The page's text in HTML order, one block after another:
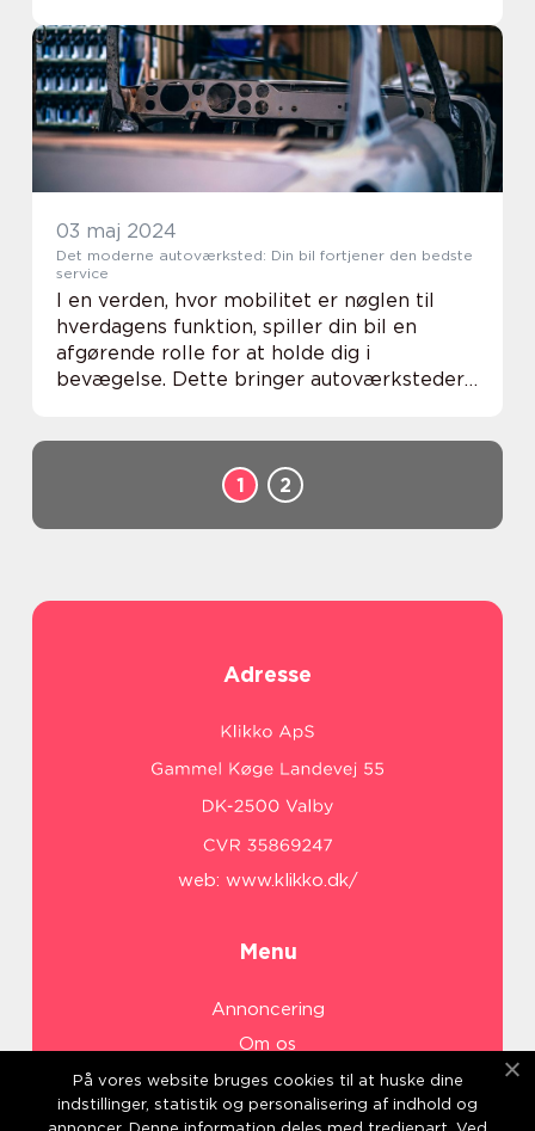
03 maj 2024
Det moderne autoværksted: Din bil fortjener den bedste
service
I en verden, hvor mobilitet er nøglen til
hverdagens funktion, spiller din bil en
afgørende rolle for at holde dig i
bevægelse. Dette bringer autoværksteder
1
2
Adresse
web: www.klikko.dk/
Menu
Annoncering
Om os
Cookies
Kontakt os
På vores website bruges cookies til at huske dine
indstillinger, statistik og personalisering af indhold og